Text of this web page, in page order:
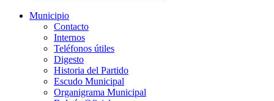
Municipio
Contacto
Internos
Teléfonos útiles
Digesto
Historia del Partido
Escudo Municipal
Organigrama Municipal